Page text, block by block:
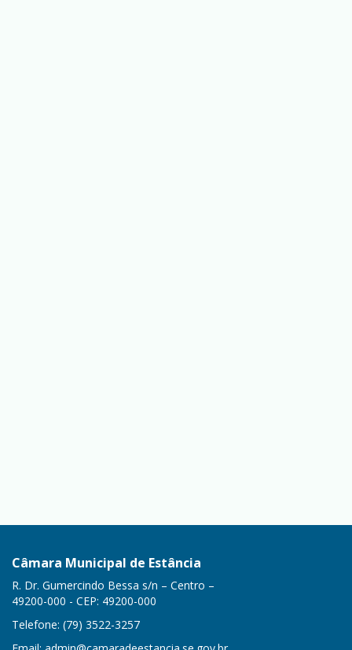
Câmara Municipal de Estância
R. Dr. Gumercindo Bessa s/n – Centro –
49200-000 - CEP: 49200-000
Telefone: (79) 3522-3257